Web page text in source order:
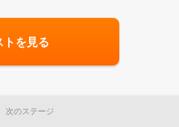
トを見る
次のステージ